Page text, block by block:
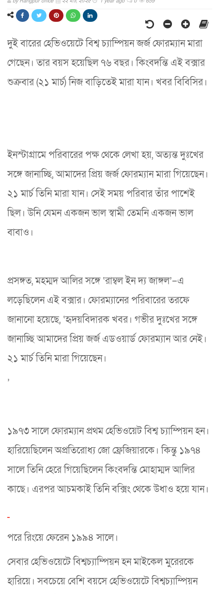
দুই বারের হেভিওয়েটে বিশ্ব চ‍্যাম্পিয়ন জর্জ ফোরম্যান মারা
গেছেন। তার বয়স হয়েছিল ৭৬ বছর। কিংবদন্তি এই বক্সার
শুক্রবার (২১ মার্চ) নিজ বাড়িতেই মারা যান। খবর বিবিসির।
ইনস্টাগ্রামে পরিবারের পক্ষ থেকে লেখা হয়, অত্যন্ত দুঃখের
সঙ্গে জানাচ্ছি, আমাদের প্রিয় জর্জ ফোরম‍্যান মারা গিয়েছেন।
২১ মার্চ তিনি মারা যান। সেই সময় পরিবার তাঁর পাশেই
ছিল। উনি যেমন একজন ভাল স্বামী তেমনি একজন ভাল
বাবাও।
প্রসঙ্গত, মহম্মদ আলির সঙ্গে ‘রাম্বল ইন দ্য জাঙ্গল’–এ
লড়েছিলেন এই বক্সার। ফোরম্যানের পরিবারের তরফে
জানানো হয়েছে, ‘‌হৃদয়বিদারক খবর। গভীর দুঃখের সঙ্গে
জানাচ্ছি আমাদের প্রিয় জর্জ এডওয়ার্ড ফোরম্যান আর নেই।
২১ মার্চ তিনি মারা গিয়েছেন।
’‌
১৯৭৩ সালে ফোরম্যান প্রথম হেভিওয়েট বিশ্ব চ্যাম্পিয়ন হন।
হারিয়েছিলেন অপ্রতিরোধ্য জো ফ্রেজিয়ারকে। কিন্তু ১৯৭৪
সালে তিনি হেরে গিয়েছিলেন কিংবদন্তি মোহাম্মদ আলির
কাছে। এরপর আচমকাই তিনি বক্সিং থেকে উধাও হয়ে যান।
পরে রিংয়ে ফেরেন ১৯৯৪ সালে।
সেবার হেভিওয়েটে বিশ্বচ্যাম্পিয়ন হন মাইকেল মুরেরকে
হারিয়ে। সবচেয়ে বেশি বয়সে হেভিওয়েটে বিশ্বচ্যাম্পিয়ন